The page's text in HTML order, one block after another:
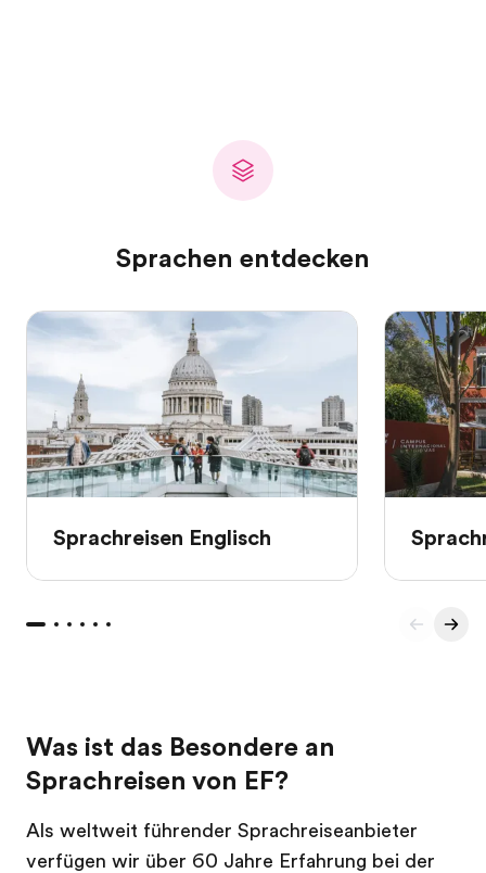
Sprachen entdecken
Sprachreisen Englisch
Was ist das Besondere an
Sprachreisen von EF?
Als weltweit führender Sprachreiseanbieter
verfügen wir über 60 Jahre Erfahrung bei der